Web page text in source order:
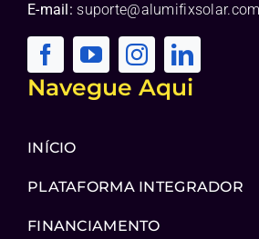
E-mail:
Navegue Aqui
INÍCIO
PLATAFORMA INTEGRADOR
FINANCIAMENTO